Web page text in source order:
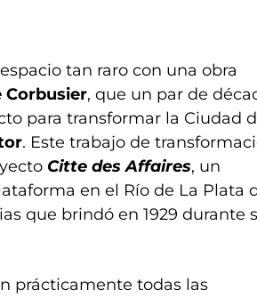
tan raro con una obra
Corbusier, que un par de
para transformar la Ciudad
. Este trabajo de
Citte des Affaires, un
en el Río de La Plata
que brindó en 1929 durante
prácticamente todas las